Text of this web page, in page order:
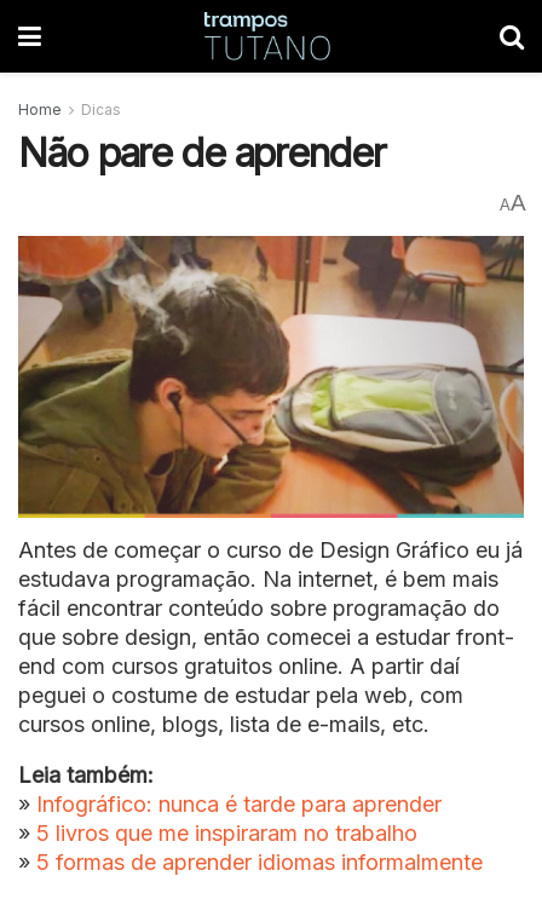
Home Dicas
Não pare de aprender
AA
Antes de começar o curso de Design Gráfico eu já
estudava programação. Na internet, é bem mais
fácil encontrar conteúdo sobre programação do
que sobre design, então comecei a estudar front-
end com cursos gratuitos online. A partir daí
peguei o costume de estudar pela web, com
cursos online, blogs, lista de e-mails, etc.
Leia também:
» Infográfico: nunca é tarde para aprender
» 5 livros que me inspiraram no trabalho
» 5 formas de aprender idiomas informalmente